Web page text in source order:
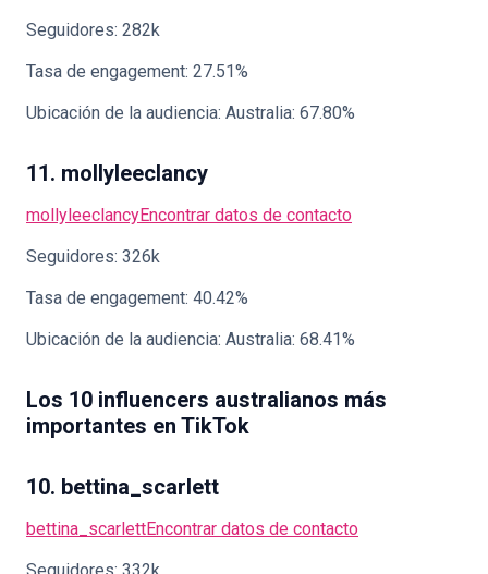
Seguidores: 282k
Tasa de engagement: 27.51%
Ubicación de la audiencia: Australia: 67.80%
11. mollyleeclancy
mollyleeclancyEncontrar datos de contacto
Seguidores: 326k
Tasa de engagement: 40.42%
Ubicación de la audiencia: Australia: 68.41%
Los 10 influencers australianos más
importantes en TikTok
10. bettina_scarlett
bettina_scarlettEncontrar datos de contacto